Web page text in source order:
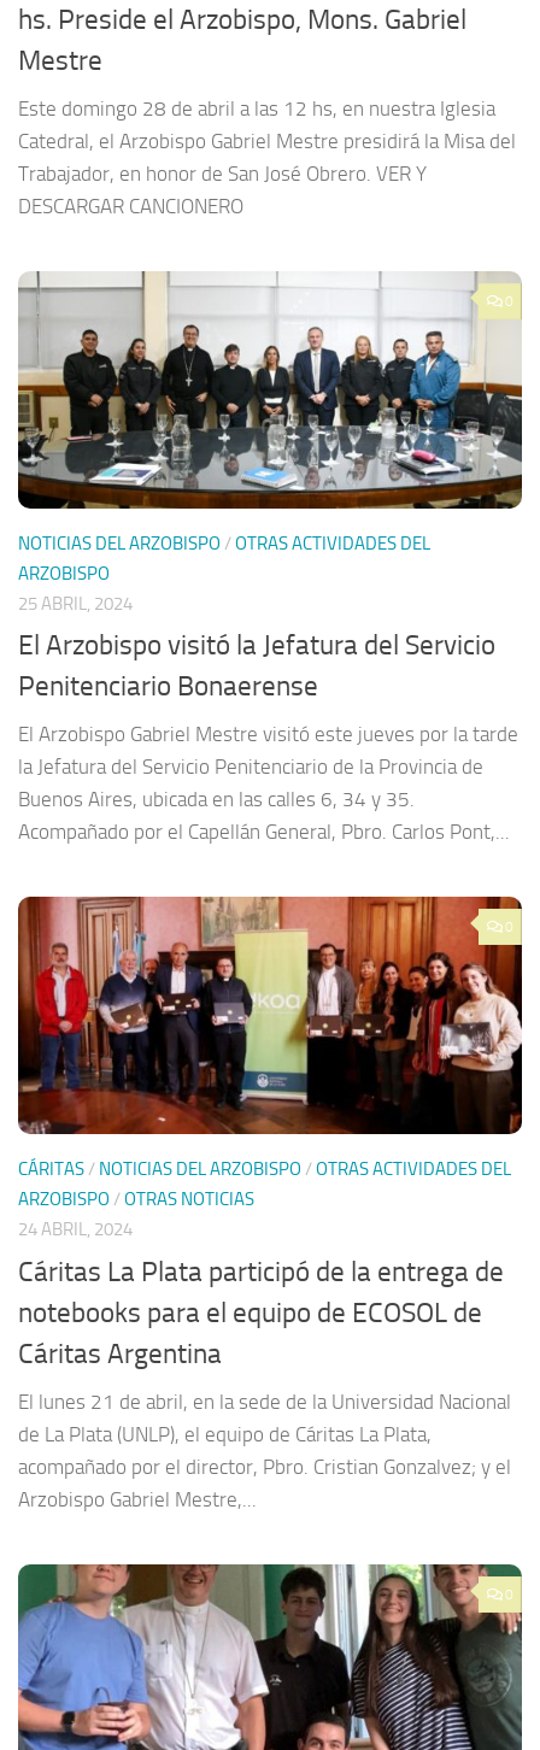
hs. Preside el Arzobispo, Mons. Gabriel
Mestre
Este domingo 28 de abril a las 12 hs, en nuestra Iglesia
Catedral, el Arzobispo Gabriel Mestre presidirá la Misa del
Trabajador, en honor de San José Obrero. VER Y
DESCARGAR CANCIONERO
0
NOTICIAS DEL ARZOBISPO /OTRAS ACTIVIDADES DEL
ARZOBISPO
25 ABRIL, 2024
El Arzobispo visitó la Jefatura del Servicio
Penitenciario Bonaerense
El Arzobispo Gabriel Mestre visitó este jueves por la tarde
la Jefatura del Servicio Penitenciario de la Provincia de
Buenos Aires, ubicada en las calles 6, 34 y 35.
Acompañado por el Capellán General, Pbro. Carlos Pont,...
0
CÁRITAS / NOTICIAS DEL ARZOBISPO /OTRAS ACTIVIDADES DEL
ARZOBISPO /OTRAS NOTICIAS
24 ABRIL, 2024
Cáritas La Plata participó de la entrega de
notebooks para el equipo de ECOSOL de
Cáritas Argentina
El lunes 21 de abril, en la sede de la Universidad Nacional
de La Plata (UNLP), el equipo de Cáritas La Plata,
acompañado por el director, Pbro. Cristian Gonzalvez; y el
Arzobispo Gabriel Mestre,...
0